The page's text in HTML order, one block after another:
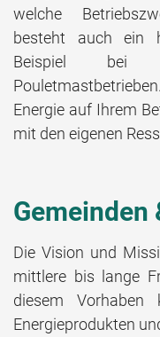
welche
besteht auch ein
Beispiel bei
Energie auf Ihrem
mit den eigenen
Gemeinden
Die Vision und
mittlere bis lange
diesem
Energieprodukten